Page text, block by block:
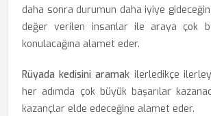
daha sonra durumun daha iyiye
değer verilen insanlar ile araya çok
konulacağına alamet eder.
Rüyada kedisini aramak ilerledikçe
her adımda çok büyük başarılar
kazançlar elde edeceğine alamet eder.